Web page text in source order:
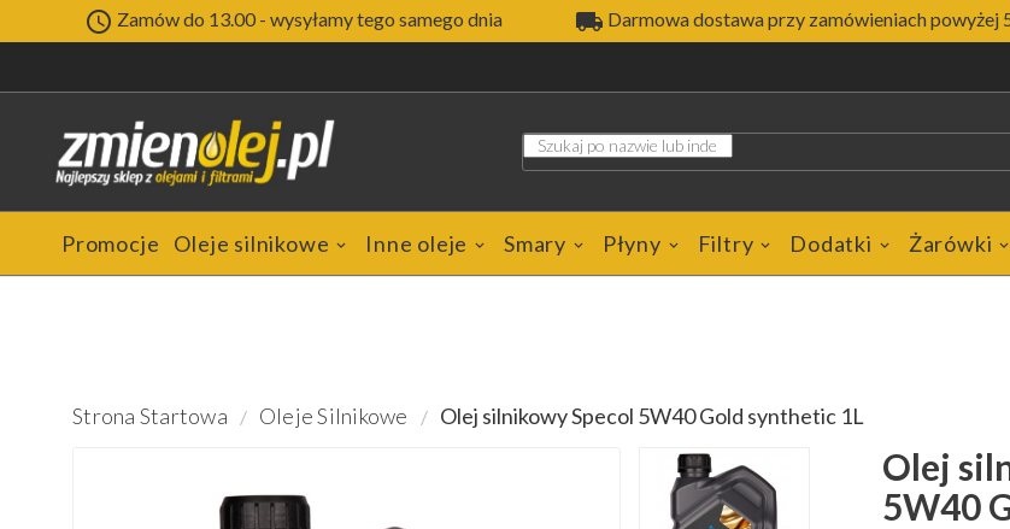
 Zamów do 13.00 - wysyłamy tego samego dnia  Darmowa dostawa przy zamówieniach powyżej
Promocje Oleje silnikowe Inne oleje Smary Płyny Filtry Dodatki Żarówki
Strona Startowa Oleje Silnikowe Olej silnikowy Specol 5W40 Gold synthetic 1L
Olej
5W40